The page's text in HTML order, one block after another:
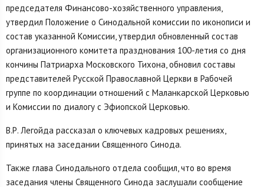
председателя Финансово-хозяйственного управления,
утвердил Положение о Синодальной комиссии по иконописи и
состав указанной Комиссии, утвердил обновленный состав
организационного комитета празднования 100-летия со дня
кончины Патриарха Московского Тихона, обновил составы
представителей Русской Православной Церкви в Рабочей
группе по координации отношений с Маланкарской Церковью
и Комиссии по диалогу с Эфиопской Церковью.
В.Р. Легойда рассказал о ключевых кадровых решениях,
принятых на заседании Священного Синода.
Также глава Синодального отдела сообщил, что во время
заседания члены Священного Синода заслушали сообщение